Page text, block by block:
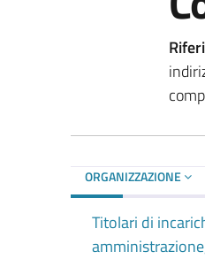
ORGANIZZAZIONE
Titolari di